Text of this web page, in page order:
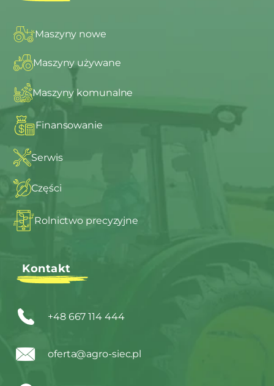
Maszyny nowe
Maszyny używane
Maszyny komunalne
Finansowanie
Serwis
Części
Rolnictwo precyzyjne
Kontakt
+48 667 114 444
oferta@agro-siec.pl